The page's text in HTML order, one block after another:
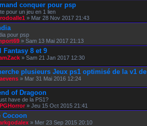
conquer pour psp
pour un jeu en 1 lien
» Mar 28 Nov 2017 21:43
pour psp
» Sam 13 Mai 2017 21:13
Fantasy 8 et 9
» Sam 21 Jan 2017 12:30
plusieurs Jeux ps1 optimisé de la v1
» Mar 31 Mai 2016 12:24
of Dragoon
have de la PS1?
» Jeu 15 Oct 2015 21:41
Cocoon
» Mer 23 Sep 2015 20:10